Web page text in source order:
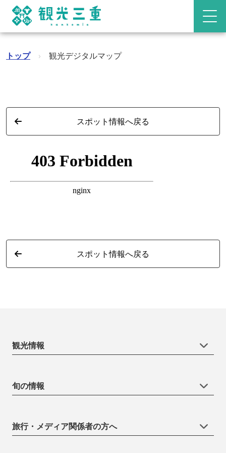
トップ › 観光デジタルマップ
スポット情報へ戻る
スポット情報へ戻る
観光情報
旬の情報
旅行・メディア関係者の方へ